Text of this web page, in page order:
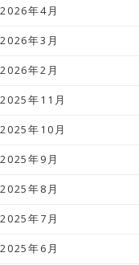
2026年4月
2026年3月
2026年2月
2025年11月
2025年10月
2025年9月
2025年8月
2025年7月
2025年6月